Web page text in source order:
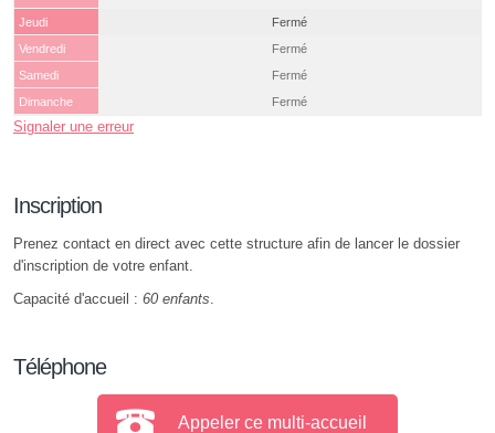
Jeudi
Fermé
Vendredi
Fermé
Samedi
Fermé
Dimanche
Fermé
Signaler une erreur
Inscription
Prenez contact en direct avec cette structure afin de lancer le dossier
d'inscription de votre enfant.
Capacité d'accueil : 60 enfants.
Téléphone
Appeler ce multi-accueil